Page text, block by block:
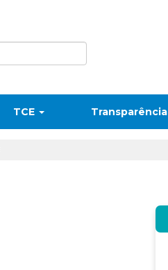
TCE Transparência